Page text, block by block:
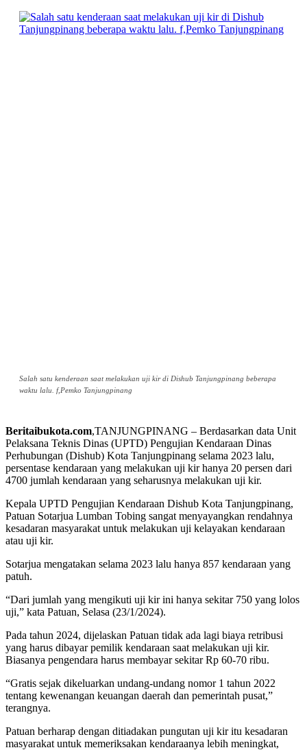
Salah satu kenderaan saat melakukan uji kir di Dishub Tanjungpinang beberapa
waktu lalu. f,Pemko Tanjungpinang
Beritaibukota.com,TANJUNGPINANG – Berdasarkan data Unit
Pelaksana Teknis Dinas (UPTD) Pengujian Kendaraan Dinas
Perhubungan (Dishub) Kota Tanjungpinang selama 2023 lalu,
persentase kendaraan yang melakukan uji kir hanya 20 persen dari
4700 jumlah kendaraan yang seharusnya melakukan uji kir.
Kepala UPTD Pengujian Kendaraan Dishub Kota Tanjungpinang,
Patuan Sotarjua Lumban Tobing sangat menyayangkan rendahnya
kesadaran masyarakat untuk melakukan uji kelayakan kendaraan
atau uji kir.
Sotarjua mengatakan selama 2023 lalu hanya 857 kendaraan yang
patuh.
“Dari jumlah yang mengikuti uji kir ini hanya sekitar 750 yang lolos
uji,” kata Patuan, Selasa (23/1/2024).
Pada tahun 2024, dijelaskan Patuan tidak ada lagi biaya retribusi
yang harus dibayar pemilik kendaraan saat melakukan uji kir.
Biasanya pengendara harus membayar sekitar Rp 60-70 ribu.
“Gratis sejak dikeluarkan undang-undang nomor 1 tahun 2022
tentang kewenangan keuangan daerah dan pemerintah pusat,”
terangnya.
Patuan berharap dengan ditiadakan pungutan uji kir itu kesadaran
masyarakat untuk memeriksakan kendaraanya lebih meningkat,